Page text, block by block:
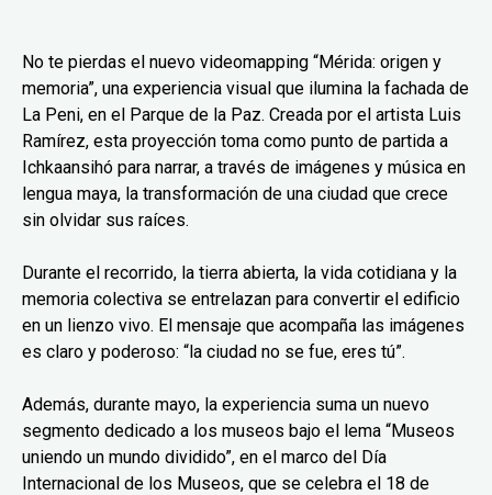
No te pierdas el nuevo videomapping “Mérida: origen y
memoria”, una experiencia visual que ilumina la fachada de
La Peni, en el Parque de la Paz. Creada por el artista Luis
Ramírez, esta proyección toma como punto de partida a
Ichkaansihó para narrar, a través de imágenes y música en
lengua maya, la transformación de una ciudad que crece
sin olvidar sus raíces.
Durante el recorrido, la tierra abierta, la vida cotidiana y la
memoria colectiva se entrelazan para convertir el edificio
en un lienzo vivo. El mensaje que acompaña las imágenes
es claro y poderoso: “la ciudad no se fue, eres tú”.
Además, durante mayo, la experiencia suma un nuevo
segmento dedicado a los museos bajo el lema “Museos
uniendo un mundo dividido”, en el marco del Día
Internacional de los Museos, que se celebra el 18 de